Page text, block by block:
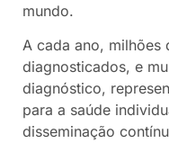
mundo.
A cada ano, milhões
diagnosticados, e
diagnóstico,
para a saúde
disseminação